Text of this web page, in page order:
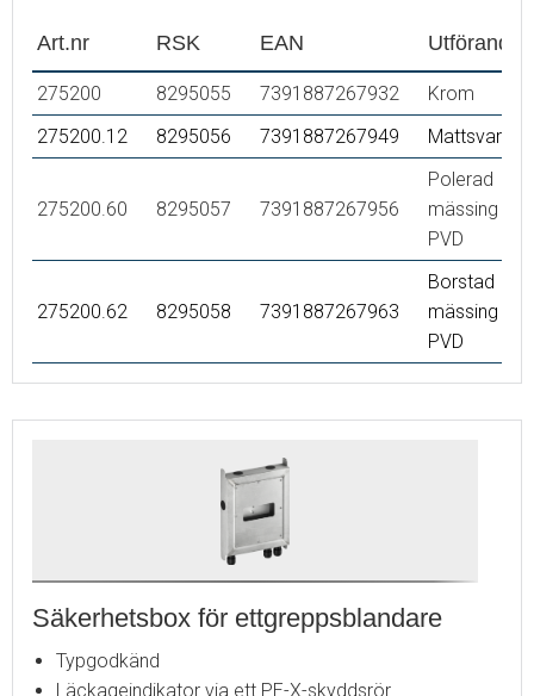
Art.nr RSK EAN Utförande
275200 8295055 7391887267932
Krom
275200.12
8295056 7391887267949 Mattsvart
275200.60 8295057 7391887267956
Polerad
mässing
PVD
275200.62 8295058 7391887267963
Borstad
mässing
PVD
Säkerhetsbox för ettgreppsblandare
Typgodkänd
Läckageindikator via ett PE-X-skyddsrör